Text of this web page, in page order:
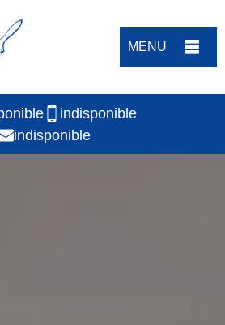
MENU
indisponible
indisponible